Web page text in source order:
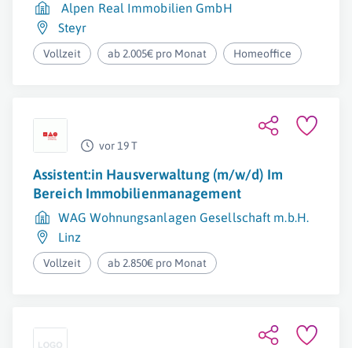
Alpen Real Immobilien GmbH
Steyr
Vollzeit ab 2.005€ pro Monat Homeoffice
vor 19 T
Assistent:in Hausverwaltung (m/w/d) Im
Bereich Immobilienmanagement
WAG Wohnungsanlagen Gesellschaft m.b.H.
Linz
Vollzeit ab 2.850€ pro Monat